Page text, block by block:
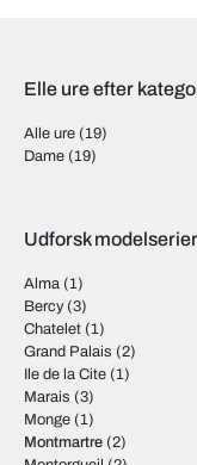
Elle ure efter
Alle ure (19)
Dame (19)
Udforsk
Alma (1)
Bercy(3)
Chatelet (1)
Grand Palais (2)
Ile de la Cite (1)
Marais (3)
Monge (1)
Montmartre (2)